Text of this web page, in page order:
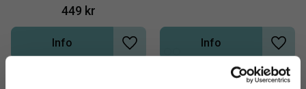
449 kr
Lägg till i önskelista
Info
Lägg
Info